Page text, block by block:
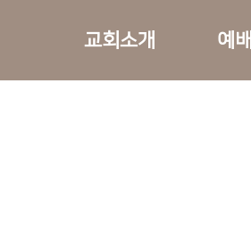
교회소개 예배